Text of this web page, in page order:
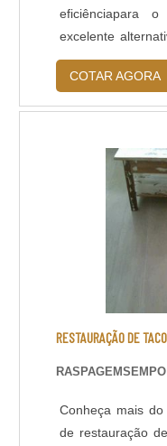
eficiênciapara
excelente
desejam
garantir ao
natural, além de
de acordo com o
OFERECIDOS P....
COTAR AGORA
RESTAURAÇÃO DE
RASPAGEMSEMPO
Conheça mais
de restauração